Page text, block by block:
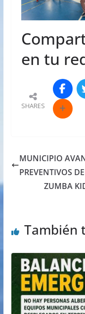
en tu
SHARES
MUNICIPIO
PREVENTIVOS
ZUMBA
También